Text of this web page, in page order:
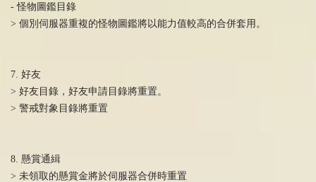
- 怪物圖鑑目錄
> 個別伺服器重複的怪物圖鑑將以能力值較高的合併套用。
7. 好友
> 好友目錄，好友申請目錄將重置。
> 警戒對象目錄將重置
8. 懸賞通緝
> 未領取的懸賞金將於伺服器合併時重置